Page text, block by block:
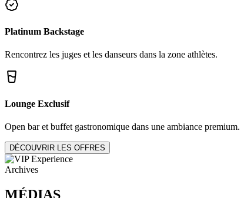
Platinum Backstage
Rencontrez les juges et les danseurs dans la zone athlètes.
Lounge Exclusif
Open bar et buffet gastronomique dans une ambiance premium.
DÉCOUVRIR LES OFFRES
Archives
MÉDIAS